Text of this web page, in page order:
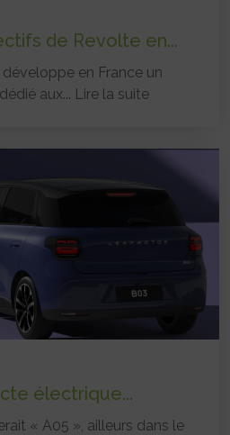
de Revolte en...
en France un
aux... Lire la suite
électrique...
« A05 », ailleurs dans le